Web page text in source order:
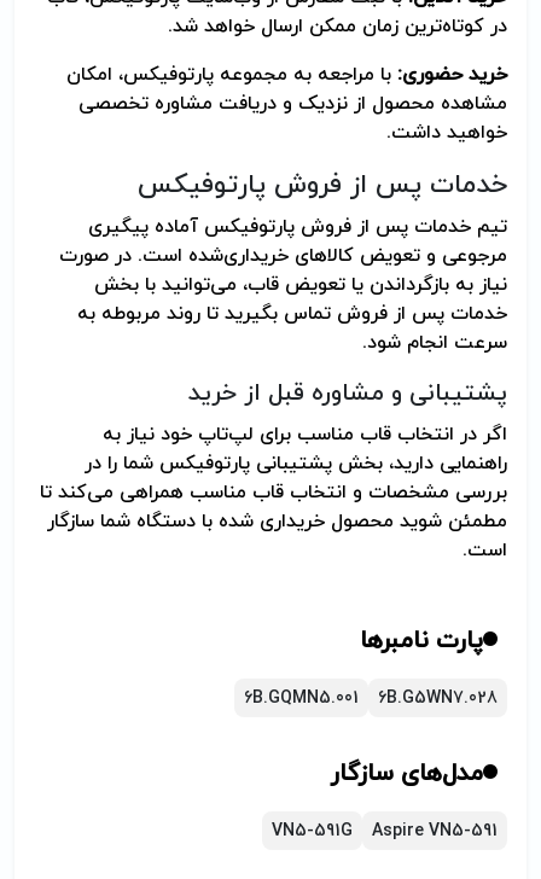
در کوتاه‌ترین زمان ممکن ارسال خواهد شد.
خرید حضوری: با مراجعه به مجموعه پارتوفیکس، امکان
مشاهده محصول از نزدیک و دریافت مشاوره تخصصی
خواهید داشت.
خدمات پس از فروش پارتوفیکس
تیم خدمات پس از فروش پارتوفیکس آماده پیگیری
مرجوعی و تعویض کالاهای خریداری‌شده است. در صورت
نیاز به بازگرداندن یا تعویض قاب، می‌توانید با بخش
خدمات پس از فروش تماس بگیرید تا روند مربوطه به
سرعت انجام شود.
پشتیبانی و مشاوره قبل از خرید
اگر در انتخاب قاب مناسب برای لپ‌تاپ خود نیاز به
راهنمایی دارید، بخش پشتیبانی پارتوفیکس شما را در
بررسی مشخصات و انتخاب قاب مناسب همراهی می‌کند تا
مطمئن شوید محصول خریداری شده با دستگاه شما سازگار
است.
پارت نامبرها
6B.G5WN7.028
6B.GQMN5.001
مدل‌های سازگار
Aspire VN5-591
VN5-591G